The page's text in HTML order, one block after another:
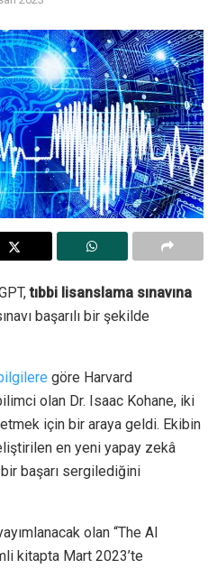
tıbbi lisanslama sınavına
başarılı bir şekilde
göre Harvard
olan Dr. Isaac Kohane, iki
için bir araya geldi. Ekibin
en yeni yapay zekâ
başarı sergilediğini
olan “The AI
kitapta Mart 2023’te